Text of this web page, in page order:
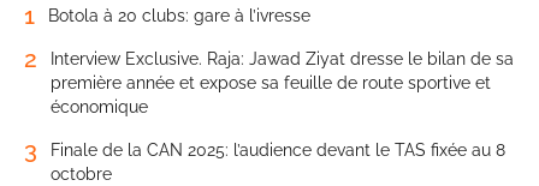
1 Botola à 20 clubs: gare à l’ivresse
2
Interview Exclusive. Raja: Jawad Ziyat dresse le bilan de sa
première année et expose sa feuille de route sportive et
économique
3
Finale de la CAN 2025: l’audience devant le TAS fixée au 8
octobre